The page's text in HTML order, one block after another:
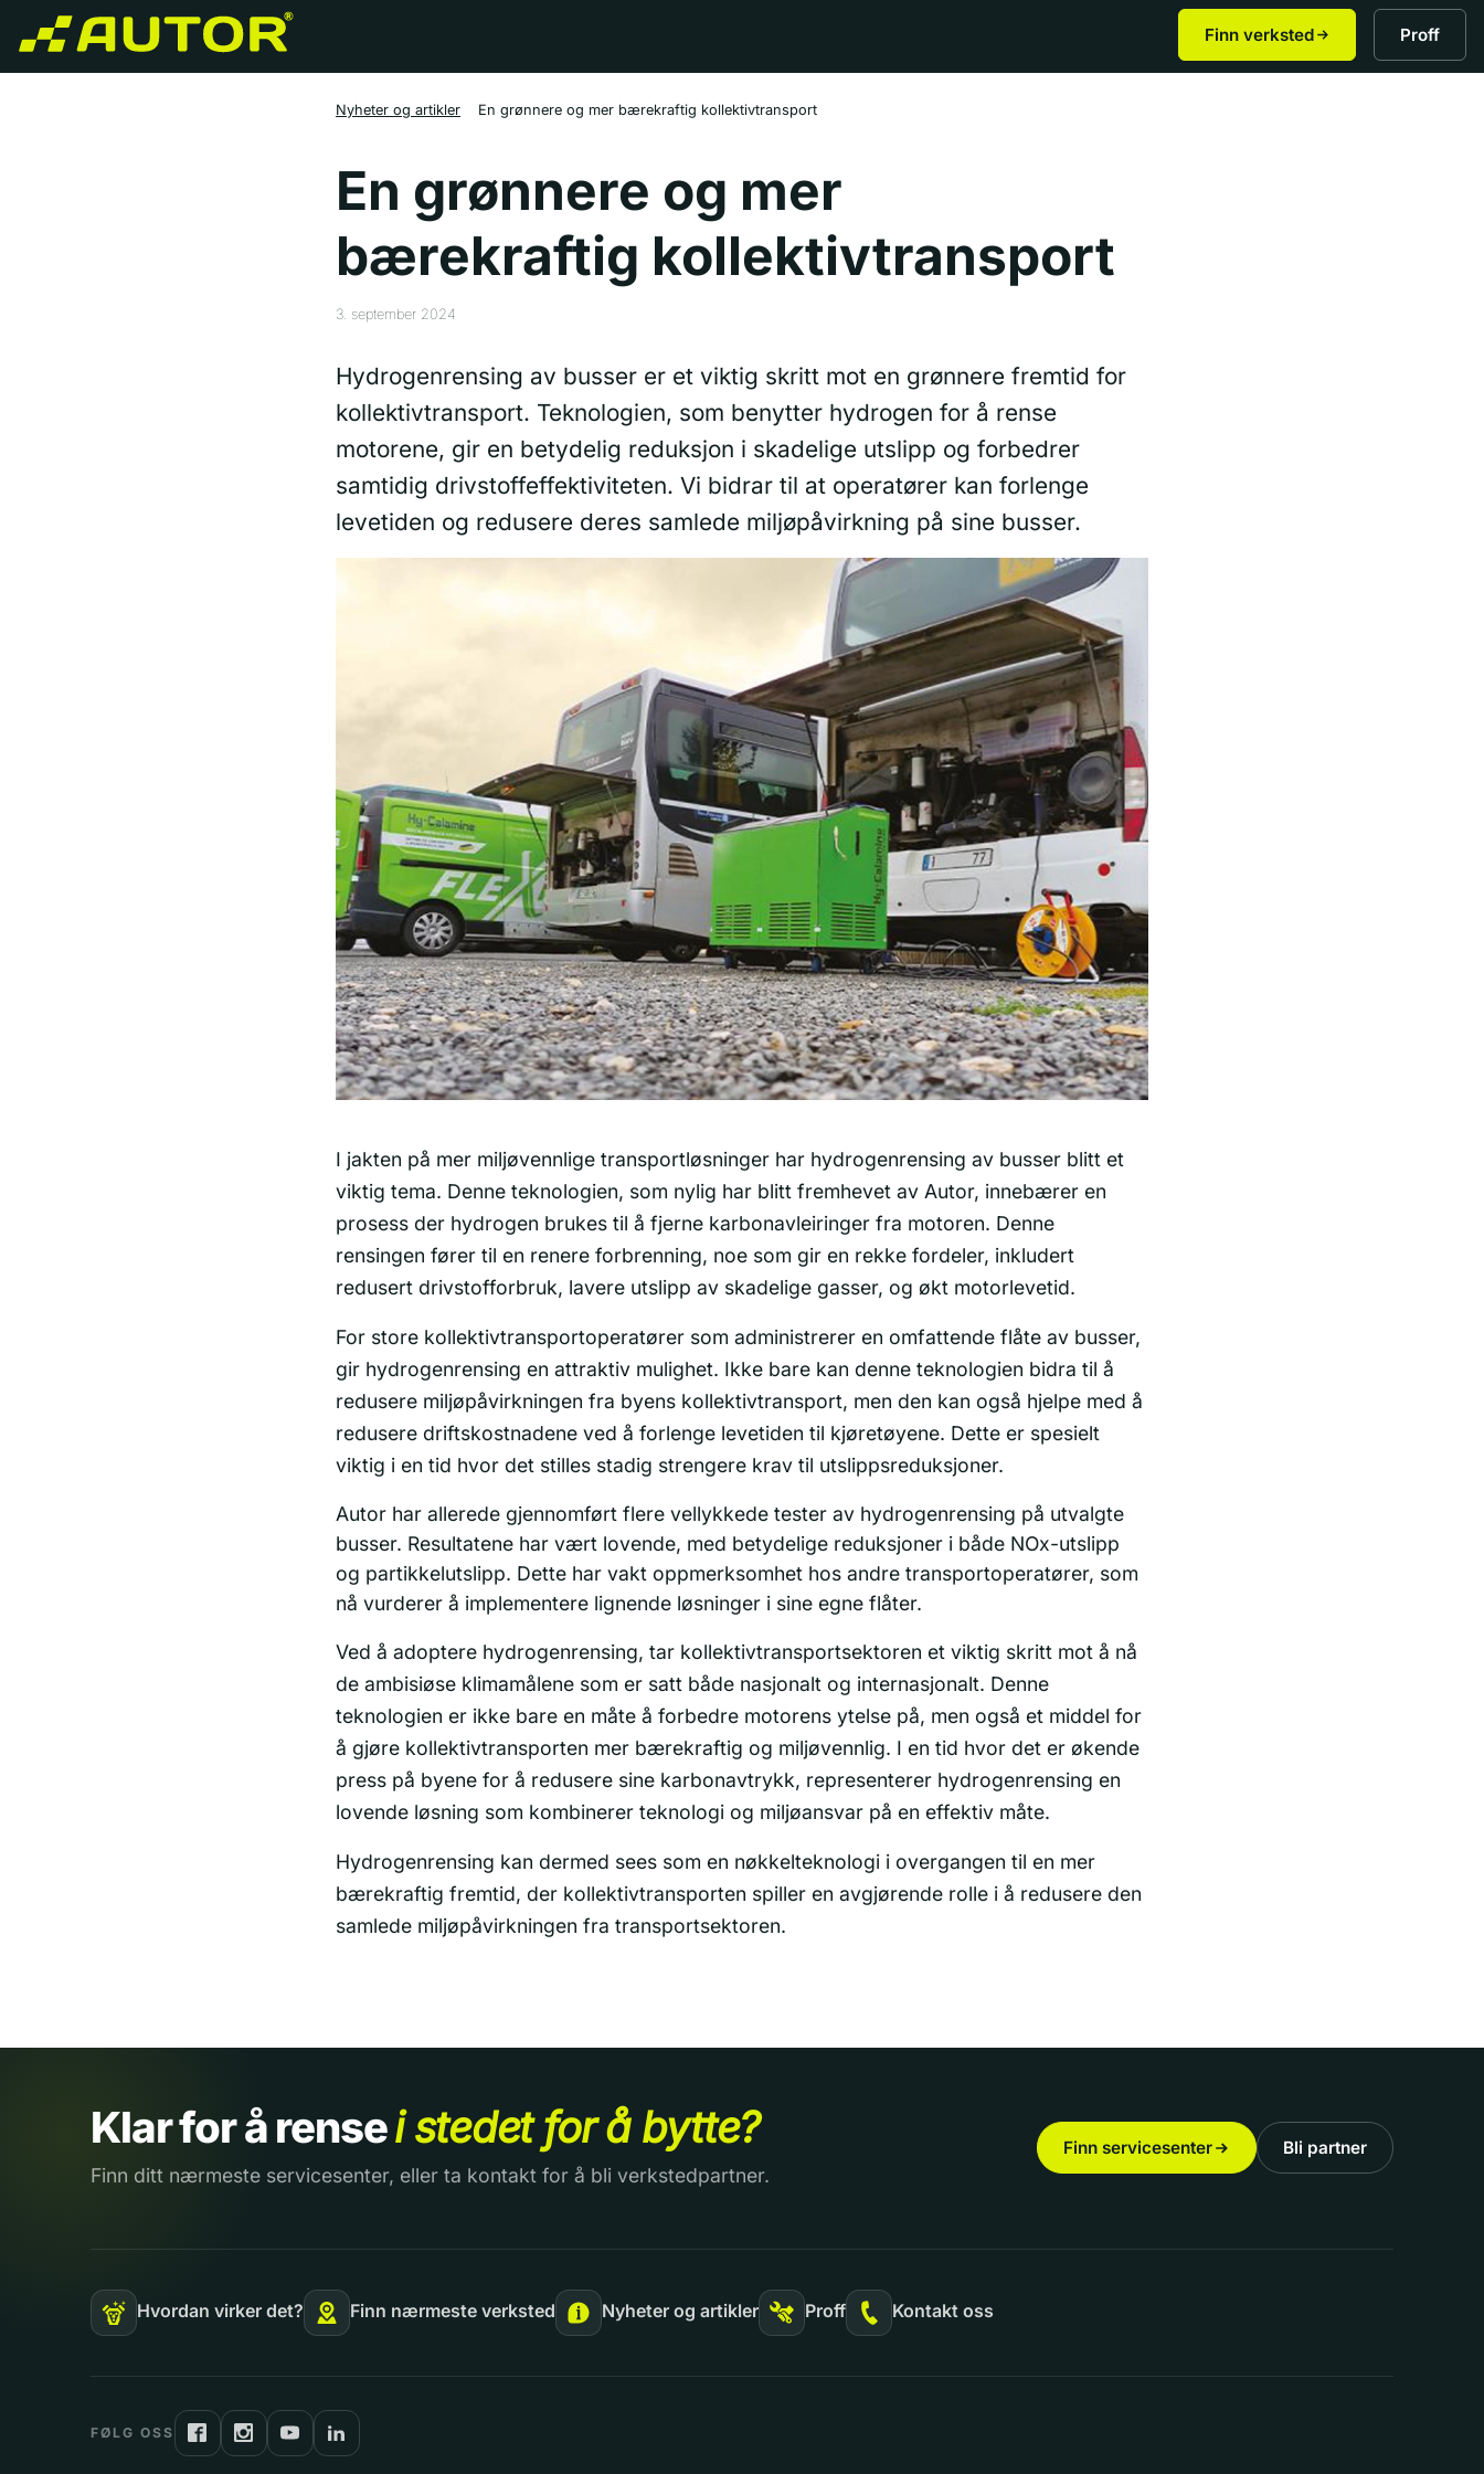
Finn verksted Proff
Nyheter og artikler En grønnere og mer bærekraftig kollektivtransport
En grønnere og mer
bærekraftig kollektivtransport
3. september 2024
Hydrogenrensing av busser er et viktig skritt mot en grønnere fremtid for
kollektivtransport. Teknologien, som benytter hydrogen for å rense
motorene, gir en betydelig reduksjon i skadelige utslipp og forbedrer
samtidig drivstoffeffektiviteten. Vi bidrar til at operatører kan forlenge
levetiden og redusere deres samlede miljøpåvirkning på sine busser.
I jakten på mer miljøvennlige transportløsninger har hydrogenrensing av busser blitt et
viktig tema. Denne teknologien, som nylig har blitt fremhevet av Autor, innebærer en
prosess der hydrogen brukes til å fjerne karbonavleiringer fra motoren. Denne
rensingen fører til en renere forbrenning, noe som gir en rekke fordeler, inkludert
redusert drivstofforbruk, lavere utslipp av skadelige gasser, og økt motorlevetid.
For store kollektivtransportoperatører som administrerer en omfattende flåte av busser,
gir hydrogenrensing en attraktiv mulighet. Ikke bare kan denne teknologien bidra til å
redusere miljøpåvirkningen fra byens kollektivtransport, men den kan også hjelpe med å
redusere driftskostnadene ved å forlenge levetiden til kjøretøyene. Dette er spesielt
viktig i en tid hvor det stilles stadig strengere krav til utslippsreduksjoner.
Autor har allerede gjennomført flere vellykkede tester av hydrogenrensing på utvalgte
busser. Resultatene har vært lovende, med betydelige reduksjoner i både NOx-utslipp
og partikkelutslipp. Dette har vakt oppmerksomhet hos andre transportoperatører, som
nå vurderer å implementere lignende løsninger i sine egne flåter.
Ved å adoptere hydrogenrensing, tar kollektivtransportsektoren et viktig skritt mot å nå
de ambisiøse klimamålene som er satt både nasjonalt og internasjonalt. Denne
teknologien er ikke bare en måte å forbedre motorens ytelse på, men også et middel for
å gjøre kollektivtransporten mer bærekraftig og miljøvennlig. I en tid hvor det er økende
press på byene for å redusere sine karbonavtrykk, representerer hydrogenrensing en
lovende løsning som kombinerer teknologi og miljøansvar på en effektiv måte.
Hydrogenrensing kan dermed sees som en nøkkelteknologi i overgangen til en mer
bærekraftig fremtid, der kollektivtransporten spiller en avgjørende rolle i å redusere den
samlede miljøpåvirkningen fra transportsektoren.
Klar for å rensei stedet for å bytte?
Finn ditt nærmeste servicesenter, eller ta kontakt for å bli verkstedpartner.
Finn servicesenter Bli partner
Hvordan virker det? Finn nærmeste verksted Nyheter og artikler Proff Kontakt oss
FØLG OSS